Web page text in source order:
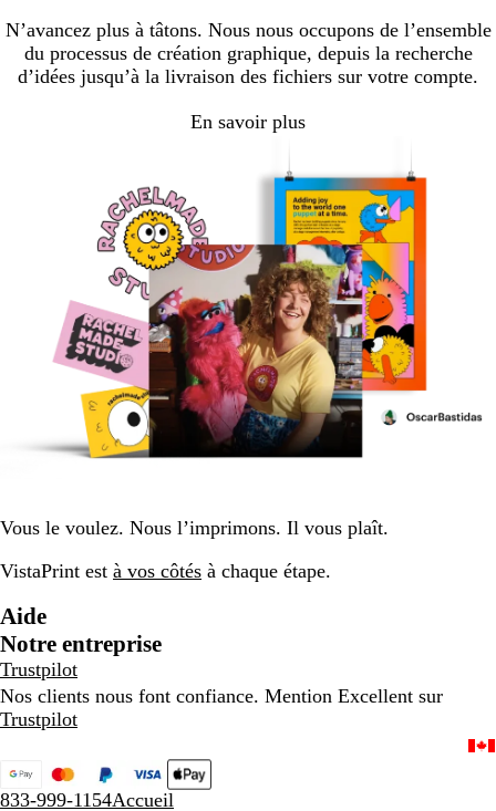
N’avancez plus à tâtons. Nous nous occupons de l’ensemble
du processus de création graphique, depuis la recherche
d’idées jusqu’à la livraison des fichiers sur votre compte.
En savoir plus
Vous le voulez. Nous l’imprimons. Il vous plaît.
VistaPrint est à vos côtés à chaque étape.
Aide
Notre entreprise
Trustpilot
Nos clients nous font confiance. Mention Excellent sur
Trustpilot
833-999-1154Accueil